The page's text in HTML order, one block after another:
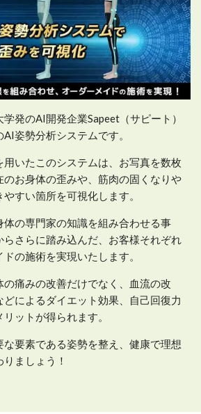
発のAI開発企業Sapeet（サピート）
姿勢分析システムです。
いたこのシステムは、お写真を数枚
お身体の歪みや、筋肉の固くなりや
すい箇所を可視化します。
体の専門家の知識を組み合わせる事
らさらに踏み込んだ、お客様それぞれ
の施術を実現いたします。
痛みの改善だけでなく、血流の改
によるダイエット効果、自己回復力
ットが得られます。
要素である姿勢を整え、健康で理想
ましょう！